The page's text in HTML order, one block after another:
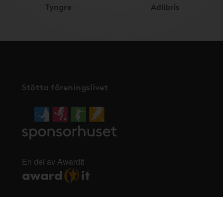
Tyngre Adlibris
Stötta föreningslivet
En del av AwardIt